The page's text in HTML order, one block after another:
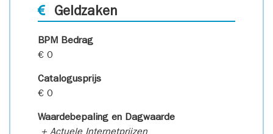
Geldzaken
BPM Bedrag
€ 0
Catalogusprijs
€ 0
Waardebepaling en Dagwaarde